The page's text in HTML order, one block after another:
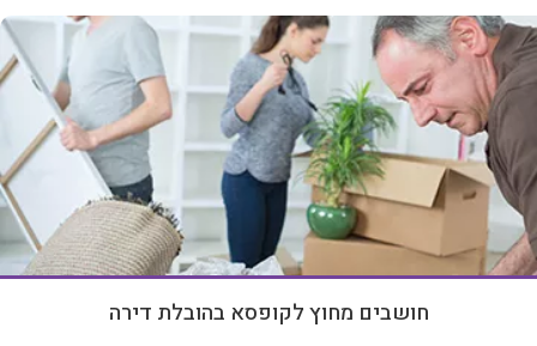
חושבים מחוץ לקופסא בהובלת דירה